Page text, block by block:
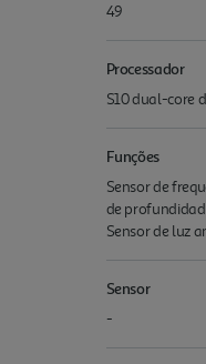
49
Processador
S10 dual-core
Funções
Sensor de
de
Sensor de luz
Sensor
-